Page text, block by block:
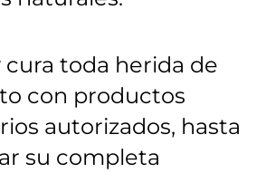
cura toda herida de
con productos
autorizados, hasta
su completa